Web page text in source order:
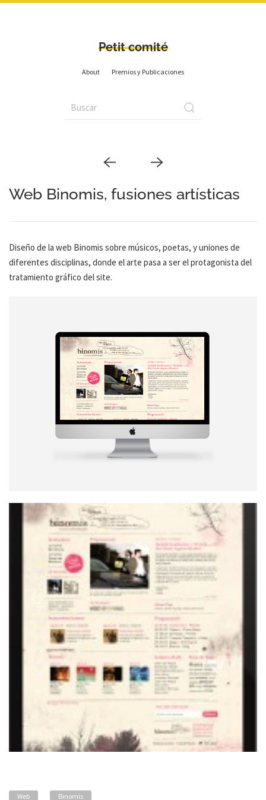
Petit comité
About Premios y Publicaciones
Web Binomis, fusiones artísticas
Diseño de la web Binomis sobre músicos, poetas, y uniones de
diferentes disciplinas, donde el arte pasa a ser el protagonista del
tratamiento gráfico del site.
Web Binomis